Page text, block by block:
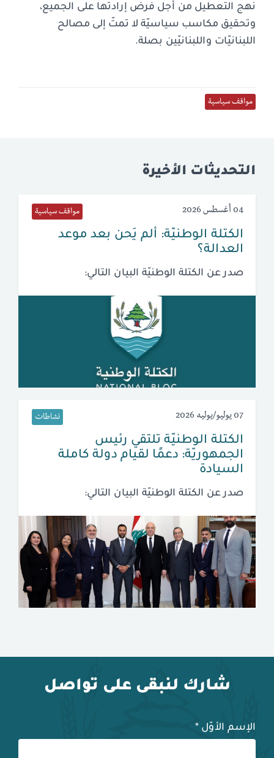
نهج التعطيل من أجل فرض إرادتها على الجميع،
وتحقيق مكاسب سياسيّة لا تمتّ إلى مصالح
اللبنانيّات واللبنانيّين بصلة.
مواقف سياسية
التحديثات الأخيرة
04 أغسطس 2026 مواقف سياسية
الكتلة الوطنيّة: ألم يَحن بعد موعد
العدالة؟
صدر عن الكتلة الوطنيّة البيان التالي:
07 يوليو/يوليه 2026 نشاطات
الكتلة الوطنيّة تلتقي رئيس
الجمهوريّة: دعمًا لقيام دولة كاملة
السيادة
صدر عن الكتلة الوطنيّة البيان التالي:
شارك لنبقى على تواصل
الإسم الأوّل *